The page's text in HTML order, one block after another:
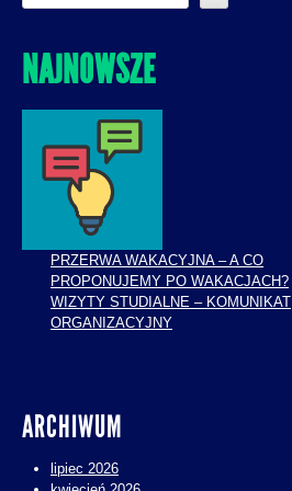
NAJNOWSZE
PRZERWA WAKACYJNA – A CO
PROPONUJEMY PO WAKACJACH?
WIZYTY STUDIALNE – KOMUNIKAT
ORGANIZACYJNY
ARCHIWUM
lipiec 2026